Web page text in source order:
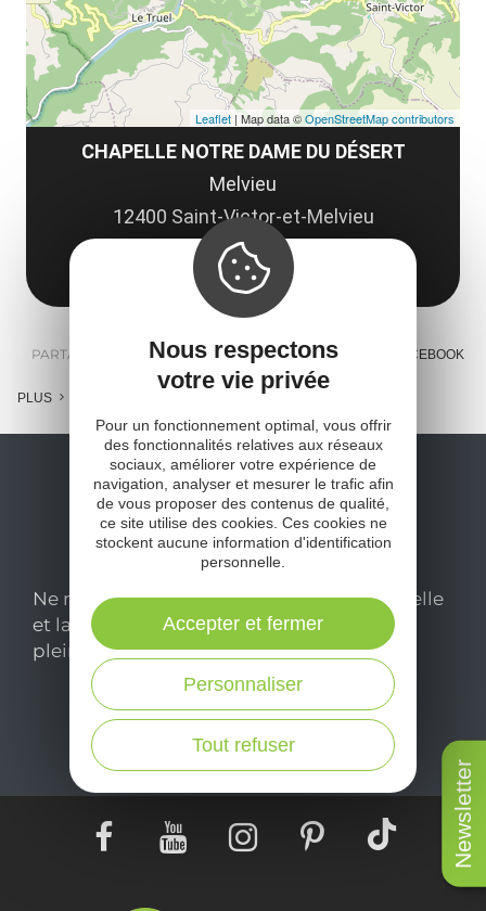
Newsletter
CHAPELLE NOTRE DAME DU DÉSERT
Melvieu
12400 Saint-Victor-et-Melvieu
Obtenir l'itinéraire
Leaflet | Map data ©OpenStreetMap contributors
PARTAGER : E-MAIL MESSENGER FACEBOOK
PLUS
Ne manquez pas notre newsletter mensuelle
et laissez-vous inspirer pour profiter
pleinement de votre séjour en Aveyron.
Je m'abonne ici
Nous respectons
votre vie privée
Pour un fonctionnement optimal, vous offrir
des fonctionnalités relatives aux réseaux
sociaux, améliorer votre expérience de
navigation, analyser et mesurer le trafic afin
de vous proposer des contenus de qualité,
ce site utilise des cookies. Ces cookies ne
stockent aucune information d'identification
personnelle.
Tout refuser
Personnaliser
Accepter et fermer